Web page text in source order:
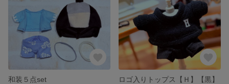
和装５点set
ロゴ入りトップス【Ｈ】【黒】